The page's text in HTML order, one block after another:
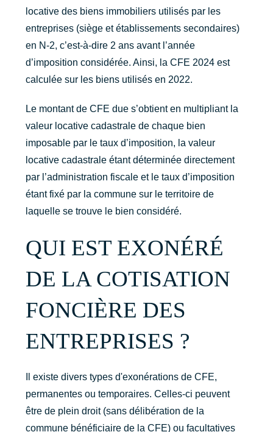
locative des biens immobiliers utilisés par les
entreprises (siège et établissements secondaires)
en N-2, c’est-à-dire 2 ans avant l’année
d’imposition considérée. Ainsi, la CFE 2024 est
calculée sur les biens utilisés en 2022.
Le montant de CFE due s’obtient en multipliant la
valeur locative cadastrale de chaque bien
imposable par le taux d’imposition, la valeur
locative cadastrale étant déterminée directement
par l’administration fiscale et le taux d’imposition
étant fixé par la commune sur le territoire de
laquelle se trouve le bien considéré.
QUI EST EXONÉRÉ
DE LA COTISATION
FONCIÈRE DES
ENTREPRISES ?
Il existe divers types d'exonérations de CFE,
permanentes ou temporaires. Celles-ci peuvent
être de plein droit (sans délibération de la
commune bénéficiaire de la CFE) ou facultatives